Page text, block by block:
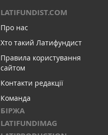
LATIFUNDIST.COM
Про нас
Хто такий Латифундист
Правила користування
сайтом
Контакти редакції
Команда
БІРЖА
LATIFUNDIMAG